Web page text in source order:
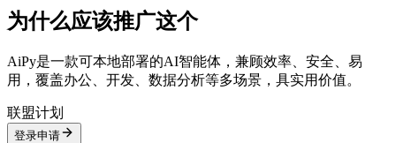
为什么应该推广这个
AiPy是一款可本地部署的AI智能体，兼顾效率、安全、易
用，覆盖办公、开发、数据分析等多场景，具实用价值。
联盟计划
登录申请